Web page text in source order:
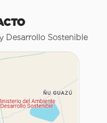
Desarrollo Sostenible